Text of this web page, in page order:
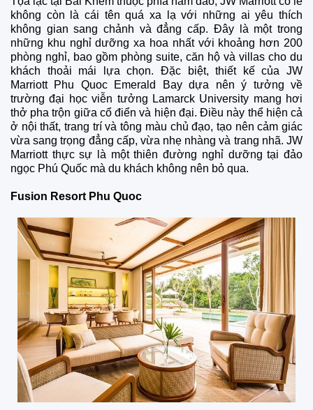
không còn là cái tên quá xa lạ với những ai yêu thích
không gian sang chảnh và đẳng cấp. Đây là một trong
những khu nghỉ dưỡng xa hoa nhất với khoảng hơn 200
phòng nghỉ, bao gồm phòng suite, căn hộ và villas cho du
khách thoải mái lựa chọn. Đặc biệt, thiết kế của JW
Marriott Phu Quoc Emerald Bay dựa nên ý tưởng về
trường đại học viễn tưởng Lamarck University mang hơi
thở pha trộn giữa cổ điển và hiện đại. Điều này thể hiện cả
ở nội thất, trang trí và tông màu chủ đạo, tạo nên cảm giác
vừa sang trọng đẳng cấp, vừa nhẹ nhàng và trang nhã. JW
Marriott thực sự là một thiên đường nghỉ dưỡng tại đảo
ngọc Phú Quốc mà du khách không nên bỏ qua.
Fusion Resort Phu Quoc